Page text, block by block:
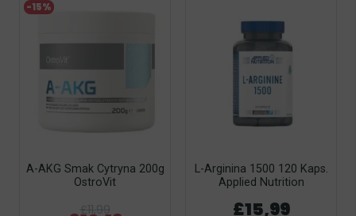
A-AKG Smak Cytryna 200g
OstroVit
-15%
L-Arginina 1500 120 Kaps.
Applied Nutrition
£15,99